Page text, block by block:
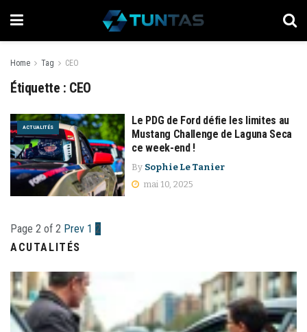
Home Tag CEO
Étiquette : CEO
ACTUALITÉS
Le PDG de Ford défie les limites au
Mustang Challenge de Laguna Seca
ce week-end !
By Sophie Le Tanier
mai 10, 2025
Page 2 of 2 Prev 1 2
ACUTALITÉS